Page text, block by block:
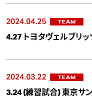
2024.04.25 TEAM
4.27 トヨタヴェルブリ
2024.03.22 TEAM
3.24 (練習試合) 東京サ